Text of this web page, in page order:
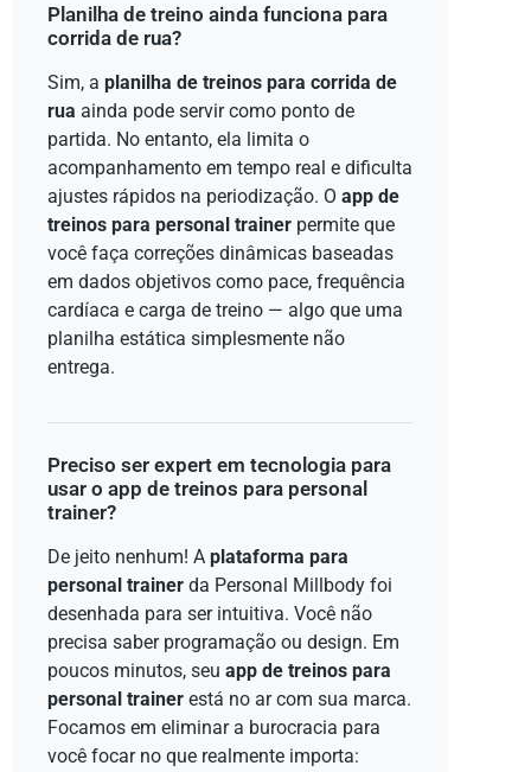
Planilha de treino ainda funciona para
corrida de rua?
Sim, a planilha de treinos para corrida de
rua ainda pode servir como ponto de
partida. No entanto, ela limita o
acompanhamento em tempo real e dificulta
ajustes rápidos na periodização. O app de
treinos para personal trainer permite que
você faça correções dinâmicas baseadas
em dados objetivos como pace, frequência
cardíaca e carga de treino — algo que uma
planilha estática simplesmente não
entrega.
Preciso ser expert em tecnologia para
usar o app de treinos para personal
trainer?
De jeito nenhum! A plataforma para
personal trainer da Personal Millbody foi
desenhada para ser intuitiva. Você não
precisa saber programação ou design. Em
poucos minutos, seu app de treinos para
personal trainer está no ar com sua marca.
Focamos em eliminar a burocracia para
você focar no que realmente importa: